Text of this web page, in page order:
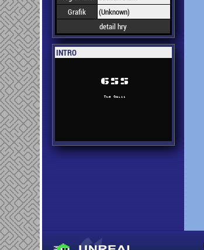
Grafik
(Unknown)
detail hry
INTRO